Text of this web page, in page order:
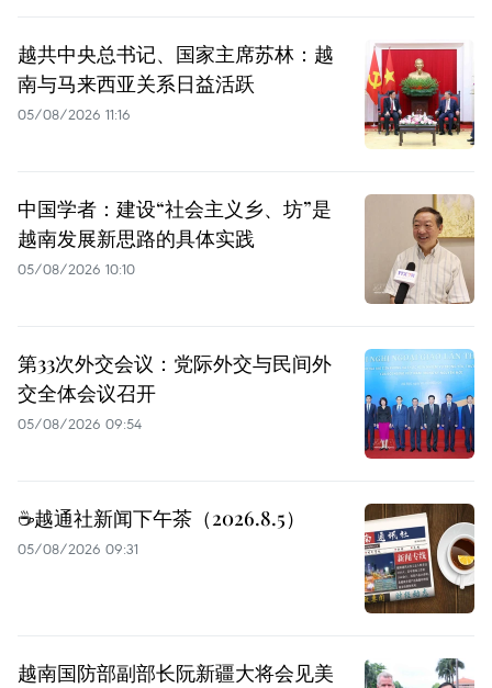
越共中央总书记、国家主席苏林：越
南与马来西亚关系日益活跃
05/08/2026 11:16
中国学者：建设“社会主义乡、坊”是
越南发展新思路的具体实践
05/08/2026 10:10
第33次外交会议：党际外交与民间外
交全体会议召开
05/08/2026 09:54
☕️越通社新闻下午茶（2026.8.5）
05/08/2026 09:31
越南国防部副部长阮新疆大将会见美